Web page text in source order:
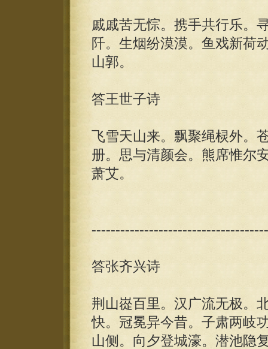
戚戚苦无悰。携手共行乐。
阡。生烟纷漠漠。鱼戏新荷
山郭。
答王世子诗
飞雪天山来。飘聚绳棂外。
册。思与清颜会。熊席惟尔
萧艾。
答张齐兴诗
荆山嵸百里。汉广流无极。
快。冠冕异今昔。子肃两岐
山侧。向夕登城濠。潜池隐